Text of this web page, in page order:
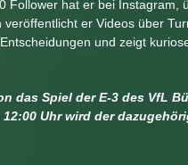
Follower hat er bei Instagram,
er Videos über
und zeigt
das Spiel der E-3 des VfL
12:00 Uhr wird der